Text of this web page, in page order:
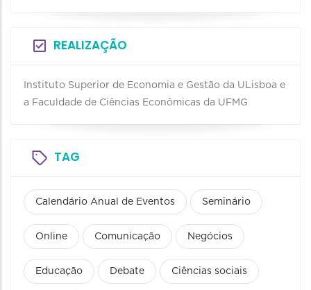
REALIZAÇÃO
Instituto Superior de Economia e Gestão da ULisboa e
a Faculdade de Ciências Econômicas da UFMG
TAG
Calendário Anual de Eventos Seminário
Online Comunicação Negócios
Educação Debate Ciências sociais